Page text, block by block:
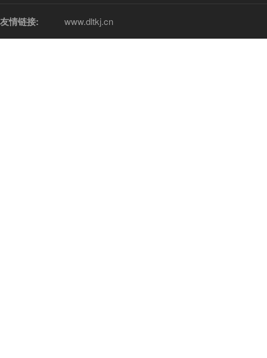
友情链接: www.dltkj.cn